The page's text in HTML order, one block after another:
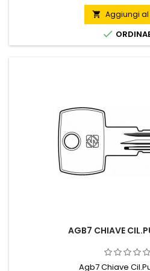
 Aggiungi al

AGB7 CHIAVE
Agb7 Chiave